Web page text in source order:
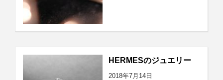
HERMESのジュエリー
2018年7月14日